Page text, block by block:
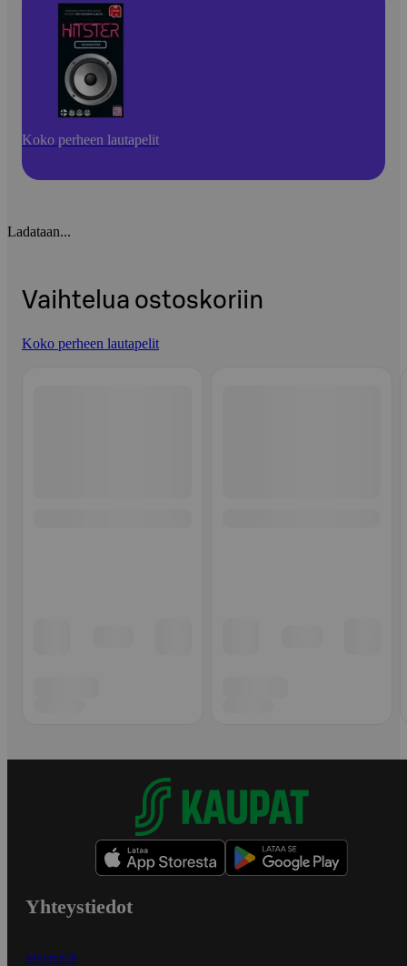
Koko perheen lautapelit
Ladataan...
Vaihtelua ostoskoriin
Koko perheen lautapelit
Yhteystiedot
Myymälät